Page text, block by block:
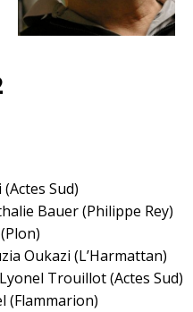
Sud)
Bauer (Philippe Rey)
Oukazi (L’Harmattan)
Trouillot (Actes Sud)
(Flammarion)